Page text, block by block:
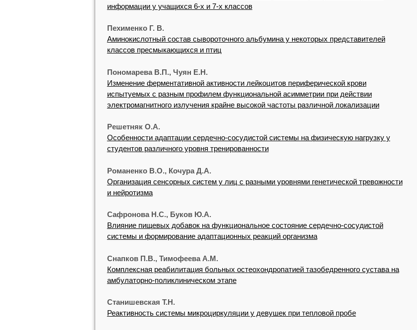
информации у учащихся 6-х и 7-х классов
Пехименко Г. В.
Аминокислотный состав сывороточного альбумина у некоторых представителей
классов пресмыкающихся и птиц
Пономарева В.П., Чуян Е.Н.
Изменение ферментативной активности лейкоцитов периферической крови
испытуемых с разным профилем функциональной асимметрии при действии
электромагнитного излучения крайне высокой частоты различной локализации
Решетняк О.А.
Особенности адаптации сердечно-сосудистой системы на физическую нагрузку у
студентов различного уровня тренированности
Романенко В.О., Кочура Д.А.
Организация сенсорных систем у лиц с разными уровнями генетической тревожности
и нейротизма
Сафронова Н.С., Буков Ю.А.
Влияние пищевых добавок на функциональное состояние сердечно-сосудистой
системы и формирование адаптационных реакций организма
Снапков П.В., Тимофеева A.M.
Комплексная реабилитация больных остеохондропатией тазобедренного сустава на
амбулаторно-поликлиническом этапе
Станишевская Т.Н.
Реактивность системы микроциркуляции у девушек при тепловой пробе